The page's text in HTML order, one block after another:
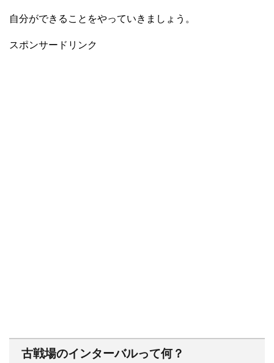
自分ができることをやっていきましょう。
スポンサードリンク
古戦場のインターバルって何？